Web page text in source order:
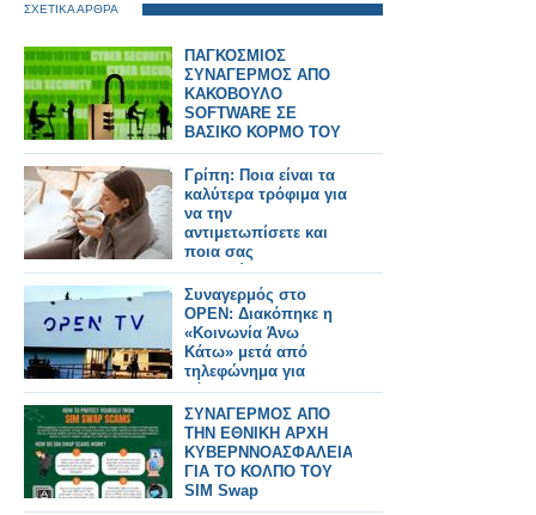
ΣΧΕΤΙΚΑ ΑΡΘΡΑ
ΠΑΓΚΟΣΜΙΟΣ
ΣΥΝΑΓΕΡΜΟΣ ΑΠΟ
ΚΑΚΟΒΟΥΛΟ
SOFTWARE ΣΕ
ΒΑΣΙΚΟ ΚΟΡΜΟ ΤΟΥ
INTERNET
Γρίπη: Ποια είναι τα
καλύτερα τρόφιμα για
να την
αντιμετωπίσετε και
ποια σας
επιβαρύνουν
Συναγερμός στο
OPEN: Διακόπηκε η
«Κοινωνία Άνω
Κάτω» μετά από
τηλεφώνημα για
βόμβα
ΣΥΝΑΓΕΡΜΟΣ ΑΠΟ
ΤΗΝ ΕΘΝΙΚΗ ΑΡΧΗ
ΚΥΒΕΡΝΝΟΑΣΦΑΛΕΙΑΣ
ΓΙΑ ΤΟ ΚΟΛΠΟ ΤΟΥ
SIM Swap